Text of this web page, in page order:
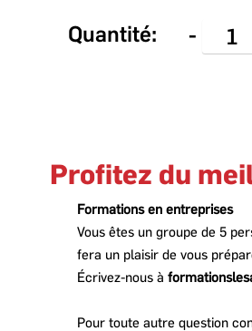
Quantité: -
Profitez du
Formations en entreprises
Vous êtes un groupe de 5
fera un plaisir de vous
Écrivez-nous à
Pour toute autre question